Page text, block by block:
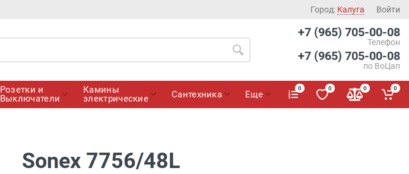
Город: Калуга Войти
+7 (965) 705-00-08
Телефон
+7 (965) 705-00-08
по ВоЦап
Розетки и
Выключатели
Камины
электрические
Сантехника Еще
0 0 0 0
Sonex 7756/48L